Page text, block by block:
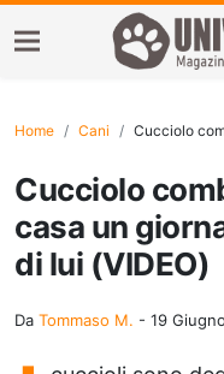
Home Cani Cucciolo
Cucciolo
casa un
di lui (VIDEO)
Da Tommaso M. - 19